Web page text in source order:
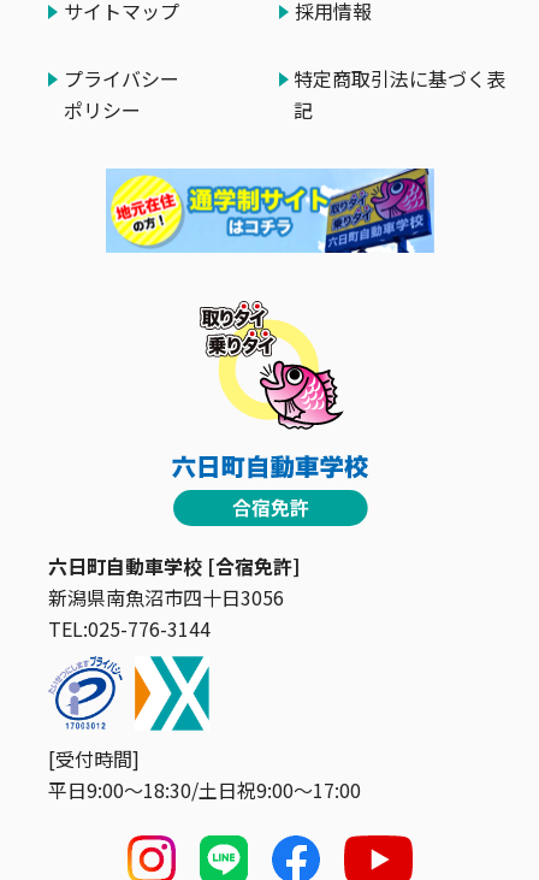
六日町自動車学校 [合宿免許]
新潟県南魚沼市四十日3056
TEL:025-776-3144
[受付時間]
平日9:00〜18:30/土日祝9:00〜17:00
サイトマップ 採用情報
プライバシー
ポリシー
特定商取引法に基づく表
記